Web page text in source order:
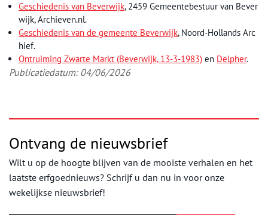
Geschiedenis van Beverwijk, 2459 Gemeentebestuur van Bever
wijk, Archieven.nl.
Geschiedenis van de gemeente Beverwijk, Noord-Hollands Arc
hief.
Ontruiming Zwarte Markt (Beverwijk, 13-3-1983) en Delpher.
Publicatiedatum: 04/06/2026
Ontvang de nieuwsbrief
Wilt u op de hoogte blijven van de mooiste verhalen en het
laatste erfgoednieuws? Schrijf u dan nu in voor onze
wekelijkse nieuwsbrief!